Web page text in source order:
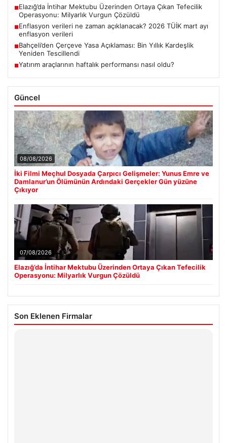
■Elazığ’da İntihar Mektubu Üzerinden Ortaya Çıkan Tefecilik
Operasyonu: Milyarlık Vurgun Çözüldü
■Enflasyon verileri ne zaman açıklanacak? 2026 TÜİK mart ayı
enflasyon verileri
■Bahçeli’den Çerçeve Yasa Açıklaması: Bin Yıllık Kardeşlik
Yeniden Tescillendi
■Yatırım araçlarının haftalık performansı nasıl oldu?
Güncel
08/08/2026
İki Filmi Meçhul Dosyada Çarpıcı Gelişmeler: Yunus Emre ve
Damlanur’un Ölümünün Ardındaki Gerçekler Gün yüzüne
Çıkıyor
07/08/2026
Elazığ’da İntihar Mektubu Üzerinden Ortaya Çıkan Tefecilik
Operasyonu: Milyarlık Vurgun Çözüldü
Son Eklenen Firmalar